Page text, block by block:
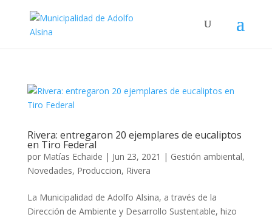
Rivera: entregaron 20 ejemplares de eucaliptos
en Tiro Federal
por Matías Echaide | Jun 23, 2021 | Gestión ambiental,
Novedades, Produccion, Rivera
La Municipalidad de Adolfo Alsina, a través de la
Dirección de Ambiente y Desarrollo Sustentable, hizo